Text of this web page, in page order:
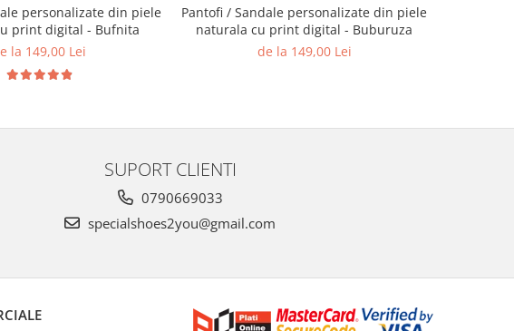
personalizate din piele
print digital - Bufnita
la 149,00 Lei
Pantofi / Sandale personalizate din piele
naturala cu print digital - Buburuza
de la 149,00 Lei
SUPORT CLIENTI
0790669033
specialshoes2you@gmail.com